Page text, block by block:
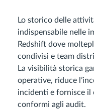
Lo storico delle
indispensabile nelle
Redshift dove
condivisi e team
La visibilità storica
operative, riduce
incidenti e fornisce il
conformi agli audit.